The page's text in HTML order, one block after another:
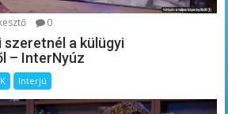
0
szeretnél a külügyi
– InterNyúz
Interjú